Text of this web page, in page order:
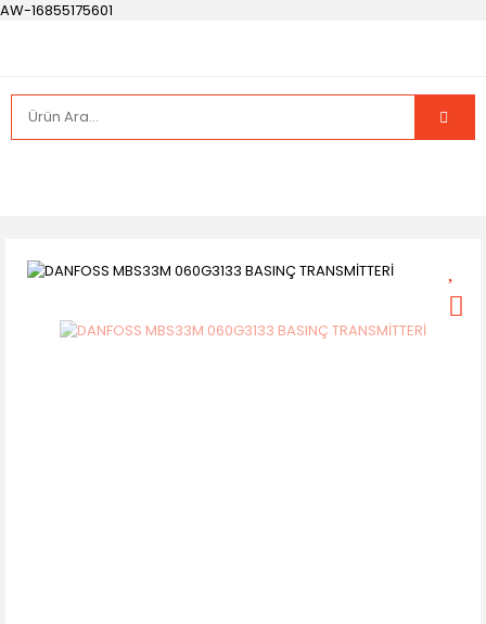
AW-16855175601